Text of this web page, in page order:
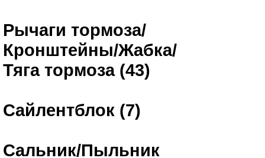
Рычаги тормоза/
Кронштейны/Жабка/
Тяга тормоза (43)
Сайлентблок (7)
Сальник/Пыльник